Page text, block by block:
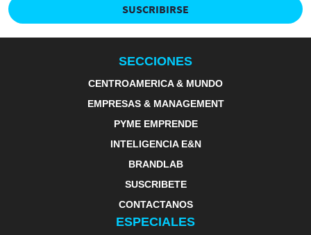
SUSCRIBIRSE
SECCIONES
CENTROAMERICA & MUNDO
EMPRESAS & MANAGEMENT
PYME EMPRENDE
INTELIGENCIA E&N
BRANDLAB
SUSCRIBETE
CONTACTANOS
ESPECIALES